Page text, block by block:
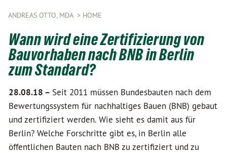
ANDREAS OTTO, MDA HOME
Wann wird eine Zertifizierung von
Bauvorhaben nach BNB in Berlin
zum Standard?
28.08.18 – Seit 2011 müssen Bundesbauten nach dem
Bewertungssystem für nachhaltiges Bauen (BNB) gebaut
und zertifiziert werden. Wie sieht es damit aus für
Berlin? Welche Forschritte gibt es, in Berlin alle
öffentlichen Bauten nach BNB zu zertifiziert und zu